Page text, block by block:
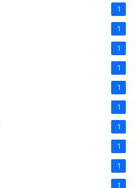
1
1
1
1
1
1
1
1
1
1